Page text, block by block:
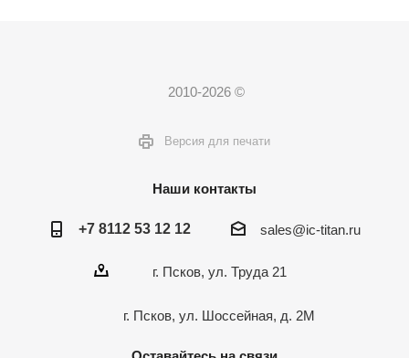
2010-2026 ©
Версия для печати
Наши контакты
+7 8112 53 12 12 sales@ic-titan.ru
г. Псков, ул. Труда 21
г. Псков, ул. Шоссейная, д. 2М